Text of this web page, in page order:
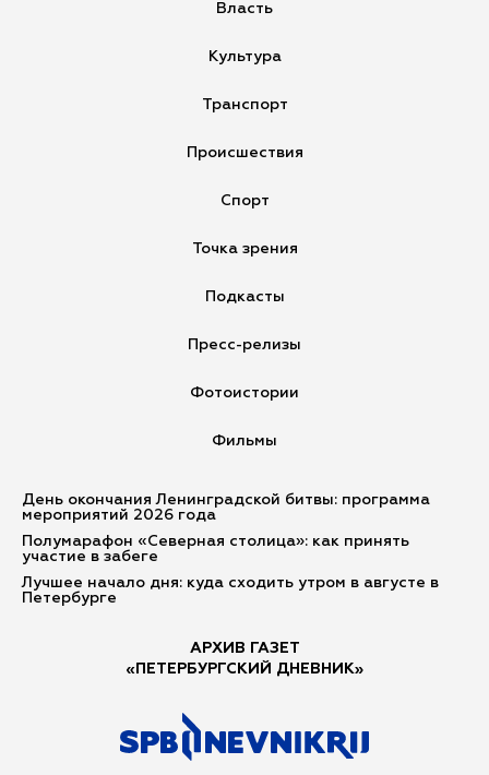
Власть
Культура
Транспорт
Происшествия
Спорт
Точка зрения
Подкасты
Пресс-релизы
Фотоистории
Фильмы
День окончания Ленинградской битвы: программа
мероприятий 2026 года
Полумарафон «Северная столица»: как принять
участие в забеге
Лучшее начало дня: куда сходить утром в августе в
Петербурге
АРХИВ ГАЗЕТ
«ПЕТЕРБУРГСКИЙ ДНЕВНИК»